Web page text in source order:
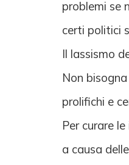
problemi se
certi politici
Il lassismo
Non
prolifichi e
Per curare
a causa